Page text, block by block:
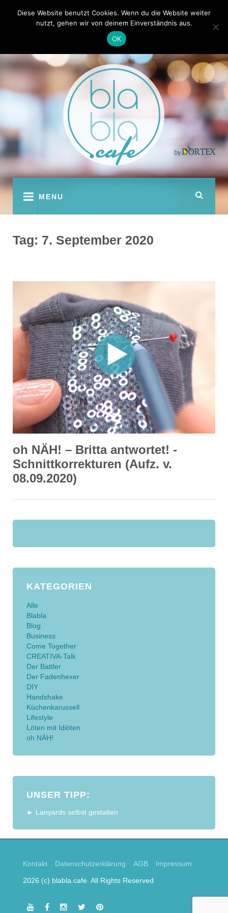
Kontakt Autoren
youtubefacebook
instagram
twitterpinterest
MENU
Tag: 7. September 2020
oh NÄH! – Britta antwortet! -
Schnittkorrekturen (Aufz. v.
08.09.2020)
KATEGORIEN
Alle
Blabla
Blog
Business
Come Together
CREATIVA-Talk
Der Battler
Der Fadenhexer
DIY
Handshake
Küchenkarussell
Lifestyle
Löten mit Idiöten
oh NÄH!
UNSER TIPP:
► Lanyards selbst gestalten
2026 (c) blabla.cafe. All Rights Reserved
Kontakt Datenschutzerklärung AGB Impressum
Diese Website benutzt Cookies. Wenn du die Website weiter
nutzt, gehen wir von deinem Einverständnis aus.
OK